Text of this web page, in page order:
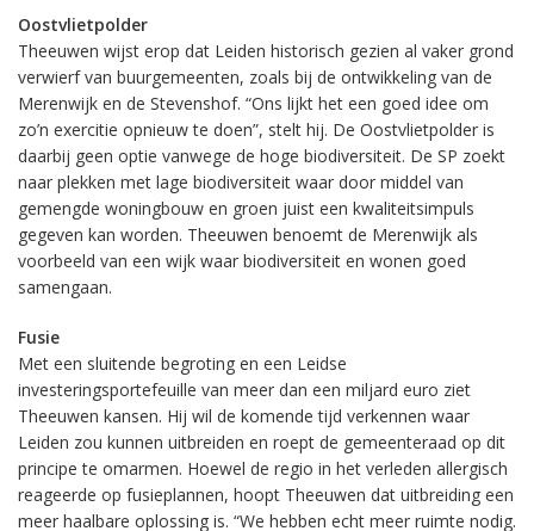
Oostvlietpolder
Theeuwen wijst erop dat Leiden historisch gezien al vaker grond
verwierf van buurgemeenten, zoals bij de ontwikkeling van de
Merenwijk en de Stevenshof. “Ons lijkt het een goed idee om
zo’n exercitie opnieuw te doen”, stelt hij. De Oostvlietpolder is
daarbij geen optie vanwege de hoge biodiversiteit. De SP zoekt
naar plekken met lage biodiversiteit waar door middel van
gemengde woningbouw en groen juist een kwaliteitsimpuls
gegeven kan worden. Theeuwen benoemt de Merenwijk als
voorbeeld van een wijk waar biodiversiteit en wonen goed
samengaan.
Fusie
Met een sluitende begroting en een Leidse
investeringsportefeuille van meer dan een miljard euro ziet
Theeuwen kansen. Hij wil de komende tijd verkennen waar
Leiden zou kunnen uitbreiden en roept de gemeenteraad op dit
principe te omarmen. Hoewel de regio in het verleden allergisch
reageerde op fusieplannen, hoopt Theeuwen dat uitbreiding een
meer haalbare oplossing is. “We hebben echt meer ruimte nodig.